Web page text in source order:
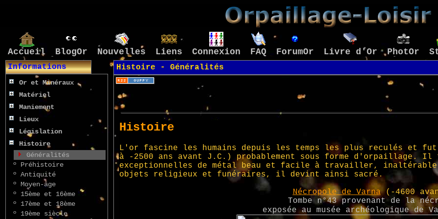
Accueil BlogOr Nouvelles Liens Connexion FAQ ForumOr Livre d'Or PhotOr
Informations
Or et Minéraux
Matériel
Maniement
Lieux
Législation
Histoire
Généralités
º
Préhistoire
º Antiquité
º
Moyen-âge
º
15ème et 16ème
º
17ème et 18ème
º
19ème siècle
Histoire - Généralités